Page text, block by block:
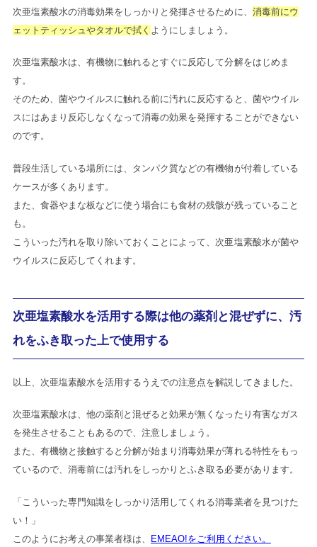
次亜塩素酸水の消毒効果をしっかりと発揮させるために、 消毒前にウ
ェットティッシュやタオルで拭く ようにしましょう。
次亜塩素酸水は、有機物に触れるとすぐに反応して分解をはじめま
す。
そのため、菌やウイルスに触れる前に汚れに反応すると、菌やウイル
スにはあまり反応しなくなって消毒の効果を発揮することができない
のです。
普段生活している場所には、タンパク質などの有機物が付着している
ケースが多くあります。
また、食器やまな板などに使う場合にも食材の残骸が残っていること
も。
こういった汚れを取り除いておくことによって、次亜塩素酸水が菌や
ウイルスに反応してくれます。
次亜塩素酸水を活用する際は他の薬剤と混ぜずに、汚
れをふき取った上で使用する
以上、次亜塩素酸水を活用するうえでの注意点を解説してきました。
次亜塩素酸水は、他の薬剤と混ぜると効果が無くなったり有害なガス
を発生させることもあるので、注意しましょう。
また、有機物と接触すると分解が始まり消毒効果が薄れる特性をもっ
ているので、消毒前には汚れをしっかりとふき取る必要があります。
「こういった専門知識をしっかり活用してくれる消毒業者を見つけた
い！」
このようにお考えの事業者様は、 EMEAO!をご利用ください。